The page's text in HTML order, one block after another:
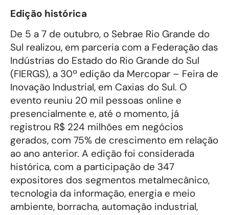
Edição histórica
De 5 a 7 de outubro, o Sebrae Rio Grande do
Sul realizou, em parceria com a Federação das
Indústrias do Estado do Rio Grande do Sul
(FIERGS), a 30ª edição da Mercopar – Feira de
Inovação Industrial, em Caxias do Sul. O
evento reuniu 20 mil pessoas online e
presencialmente e, até o momento, já
registrou R$ 224 milhões em negócios
gerados, com 75% de crescimento em relação
ao ano anterior. A edição foi considerada
histórica, com a participação de 347
expositores dos segmentos metalmecânico,
tecnologia da informação, energia e meio
ambiente, borracha, automação industrial,